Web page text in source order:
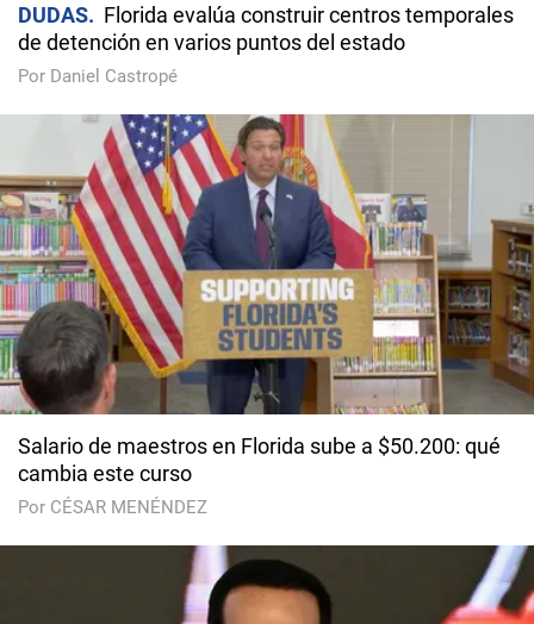
DUDAS
Florida evalúa construir centros temporales
de detención en varios puntos del estado
Por Daniel Castropé
Salario de maestros en Florida sube a $50.200: qué
cambia este curso
Por CÉSAR MENÉNDEZ